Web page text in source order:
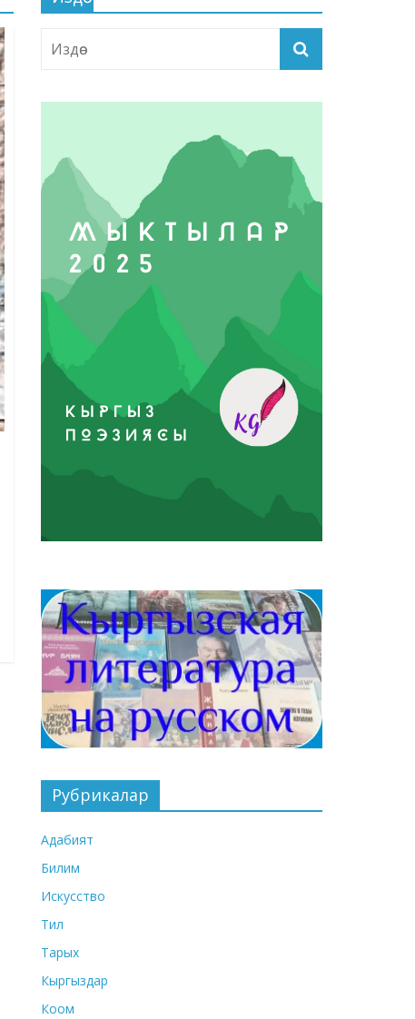
Рубрикалар
Адабият
Билим
Искусство
Тил
Тарых
Кыргыздар
Коом